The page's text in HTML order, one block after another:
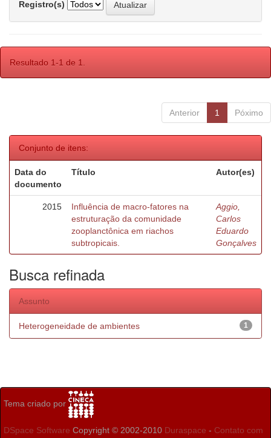
Registro(s)
Resultado 1-1 de 1.
Anterior 1 Póximo
Conjunto de itens:
Data do
documento
Título Autor(es)
2015
Influência de macro-fatores na
estruturação da comunidade
zooplanctônica em riachos
subtropicais.
Aggio,
Carlos
Eduardo
Gonçalves
Busca refinada
Assunto
1
Heterogeneidade de ambientes
Tema criado por
DSpace Software Copyright © 2002-2010 Duraspace - Contato com